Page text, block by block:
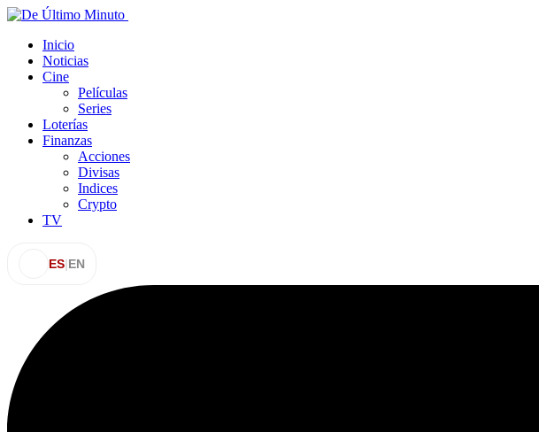
Inicio
Noticias
Cine
Películas
Series
Loterías
Finanzas
Acciones
Divisas
Indices
Crypto
TV
ES|EN